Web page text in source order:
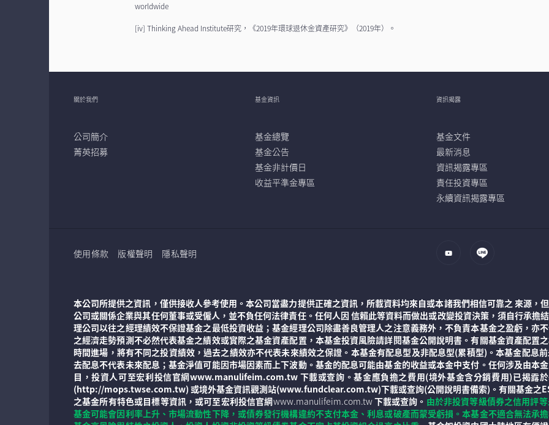
worldwide
[iv] Thinking Ahead Institute研究，《2019年環球退休金資產研究》（2019年）。
關於我們
公司簡介
菁英招募
基金資訊
基金總覽
基金公告
基金非計價日
收益平準金專區
資訊揭露
基金文件
最新消息
資訊揭露專區
責任投資專區
永續資訊揭露專區
使用條款 版權聲明 隱私聲明
本公司所提供之資訊，僅供接收人參考使用。本公司當盡力提供正確之資訊，所載資料均來自或本諸我們相信可靠之 來源
公司或關係企業與其任何董事或受僱人，並不負任何法律責任。任何人因 信賴此等資料而做出或改變投資決策，須自行承
理公司以往之經理績效不保證基金之最低投資收益；基金經理公司除盡善良管理人之注意義務外，不負責本基金之盈虧，亦
之經濟走勢預測不必然代表基金之績效或實際之基金資產配置，本基金投資風險請詳閱基金公開說明書。有關基金資產配置
時間進場，將有不同之投資績效，過去之績效亦不代表未來績效之保證。本基金有配息型及非配息型(累積型)。本基金配息
去配息不代表未來配息；基金淨值可能因市場因素而上下波動。基金的配息可能由基金的收益或本金中支付。任何涉及由本
目，投資人可至宏利投信官網www.manulifeim.com.tw 下載或查詢。基金應負擔之費用(境外基金含分銷費用)已揭露
(http://mops.twse.com.tw) 或境外基金資訊觀測站(www.fundclear.com.tw)下載或查詢(公開說明書備索)。有關基金之
之基金所有特色或目標等資訊，或可至宏利投信官網www.manulifeim.com.tw下載或查詢。 由於非投資等級債券之信用評
基金可能會因利率上升、市場流動性下降，或債券發行機構違約不支付本金、利息或破產而蒙受虧損。本基金不適合無法承